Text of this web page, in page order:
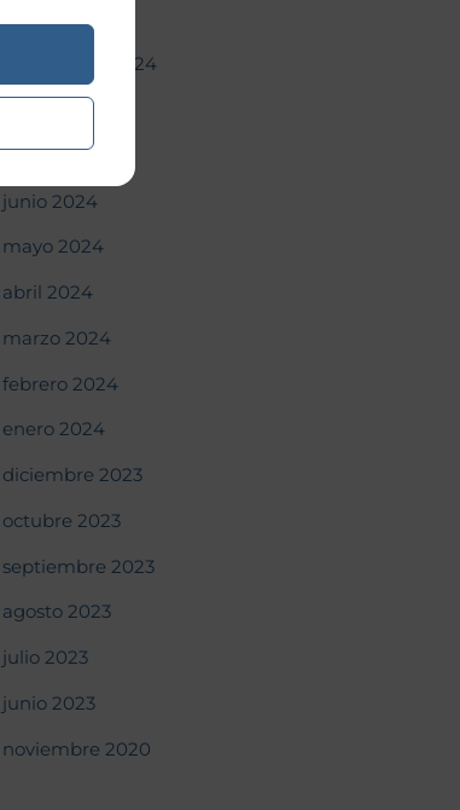
septiembre 2024
agosto 2024
julio 2024
junio 2024
mayo 2024
abril 2024
marzo 2024
febrero 2024
enero 2024
diciembre 2023
octubre 2023
septiembre 2023
agosto 2023
julio 2023
junio 2023
noviembre 2020